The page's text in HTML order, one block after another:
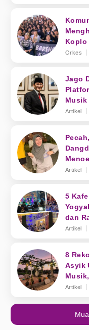
Koplo
Orkes
Jago
Musik
Artikel
Artikel
5
dan
Musik
Artikel
8
Asyik
Artikel